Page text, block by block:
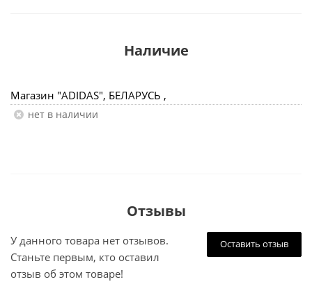
Наличие
Магазин "ADIDAS", БЕЛАРУСЬ ,
Нет в наличии
Отзывы
Оставить отзыв
У данного товара нет отзывов.
Станьте первым, кто оставил
отзыв об этом товаре!